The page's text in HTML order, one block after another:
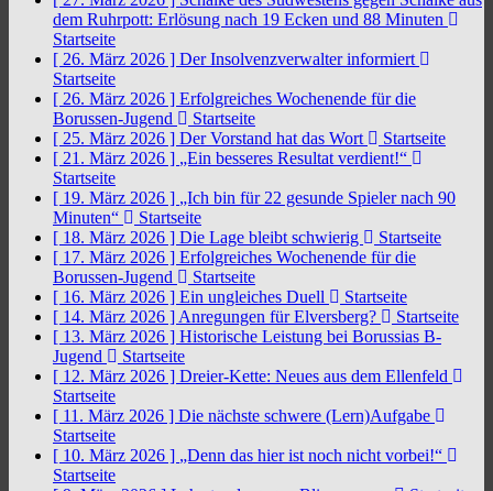
dem Ruhrpott: Erlösung nach 19 Ecken und 88 Minuten
Startseite
[ 26. März 2026 ] Der Insolvenzverwalter informiert
Startseite
[ 26. März 2026 ] Erfolgreiches Wochenende für die
Borussen-Jugend
Startseite
[ 25. März 2026 ] Der Vorstand hat das Wort
Startseite
[ 21. März 2026 ] „Ein besseres Resultat verdient!“
Startseite
[ 19. März 2026 ] „Ich bin für 22 gesunde Spieler nach 90
Minuten“
Startseite
[ 18. März 2026 ] Die Lage bleibt schwierig
Startseite
[ 17. März 2026 ] Erfolgreiches Wochenende für die
Borussen-Jugend
Startseite
[ 16. März 2026 ] Ein ungleiches Duell
Startseite
[ 14. März 2026 ] Anregungen für Elversberg?
Startseite
[ 13. März 2026 ] Historische Leistung bei Borussias B-
Jugend
Startseite
[ 12. März 2026 ] Dreier-Kette: Neues aus dem Ellenfeld
Startseite
[ 11. März 2026 ] Die nächste schwere (Lern)Aufgabe
Startseite
[ 10. März 2026 ] „Denn das hier ist noch nicht vorbei!“
Startseite